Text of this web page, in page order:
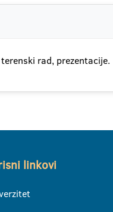
rad, prezentacije.
linkovi